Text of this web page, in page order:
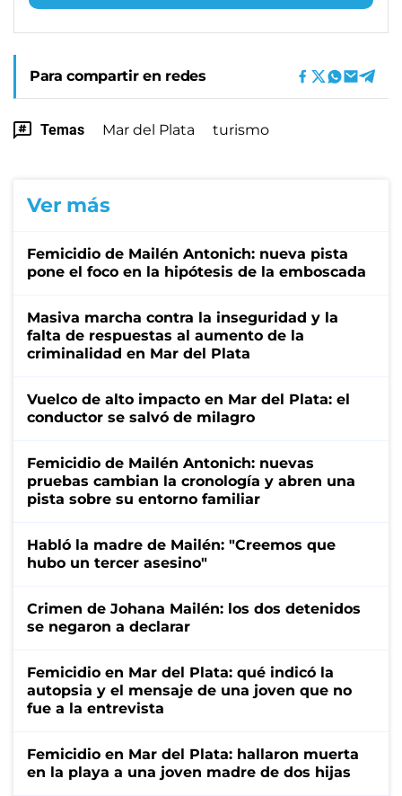
Para compartir en redes
Temas Mar del Plata turismo
Ver más
Femicidio de Mailén Antonich: nueva pista
pone el foco en la hipótesis de la emboscada
Masiva marcha contra la inseguridad y la
falta de respuestas al aumento de la
criminalidad en Mar del Plata
Vuelco de alto impacto en Mar del Plata: el
conductor se salvó de milagro
Femicidio de Mailén Antonich: nuevas
pruebas cambian la cronología y abren una
pista sobre su entorno familiar
Habló la madre de Mailén: "Creemos que
hubo un tercer asesino"
Crimen de Johana Mailén: los dos detenidos
se negaron a declarar
Femicidio en Mar del Plata: qué indicó la
autopsia y el mensaje de una joven que no
fue a la entrevista
Femicidio en Mar del Plata: hallaron muerta
en la playa a una joven madre de dos hijas